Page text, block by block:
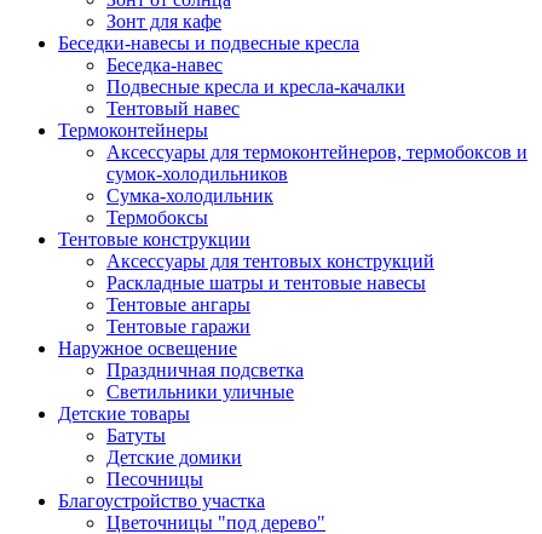
Зонт для кафе
Беседки-навесы и подвесные кресла
Беседка-навес
Подвесные кресла и кресла-качалки
Тентовый навес
Термоконтейнеры
Аксессуары для термоконтейнеров, термобоксов и
сумок-холодильников
Сумка-холодильник
Термобоксы
Тентовые конструкции
Аксессуары для тентовых конструкций
Раскладные шатры и тентовые навесы
Тентовые ангары
Тентовые гаражи
Наружное освещение
Праздничная подсветка
Светильники уличные
Детские товары
Батуты
Детские домики
Песочницы
Благоустройство участка
Цветочницы "под дерево"